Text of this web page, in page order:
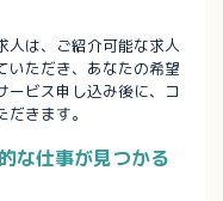
人は、ご紹介可能な求人
いただき、あなたの希望
ービス申し込み後に、コ
きます。
な仕事が見つかる